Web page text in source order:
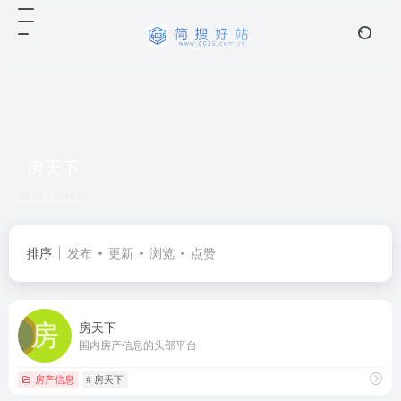
排序 发布 更新 浏览 点赞
房天下
国内房产信息的头部平台
房产信息 # 房天下